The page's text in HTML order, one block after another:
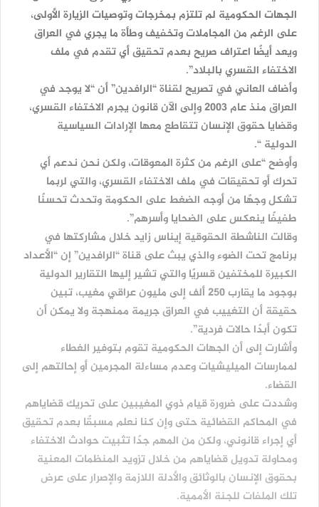
الجهات الحكومية لم تلتزم بمخرجات وتوصيات الزيارة الأولى،
على الرغم من المجاملات وتخفيف وطأة ما يجري في العراق
ويعد أيضًا اعتراف صريح بعدم تحقيق أي تقدم في ملف
الاختفاء القسري بالبلاد”.
وأضاف العاني في تصريح لقناة “الرافدين” أن “لا يوجد في
العراق منذ عام 2003 وإلى الآن قانون يجرم الاختفاء القسري،
وقضايا حقوق الإنسان تتقاطع معها الإرادات السياسية
الدولية “.
وأوضح “على الرغم من كثرة المعوقات، ولكن نحن ندعم أي
تحرك أو تحقيقات في ملف الاختفاء القسري، والتي لربما
تشكل وجهًا من أوجه الضغط على الحكومة وتحدث تحسنًا
طفيفًا ينعكس على الضحايا وأسرهم”.
وقالت الناشطة الحقوقية إيناس زايد خلال مشاركتها في
برنامج تحت الضوء والذي يبث على قناة “الرافدين” إن “الأعداد
الكبيرة للمختفين قسريًا والتي تشير إليها التقارير الدولية
بوجود ما يقارب 250 ألف إلى مليون عراقي مغيب، تبين
حقيقة أن التغييب في العراق جريمة ممنهجة ولا يمكن أن
تكون أبدًا حالات فردية”.
وأشارت إلى أن الجهات الحكومية تقوم بتوفير الغطاء
لممارسات الميليشيات وعدم مساءلة المجرمين أو إحالتهم إلى
القضاء.
وشددت على ضرورة قيام ذوي المغيبين على تحريك قضاياهم
في المحاكم القضائية حتى وإن كنا نعلم مسبقًا بعدم تحقيق
أي إجراء قانوني، ولكن من المهم جدًا تثبيت حوادث الاختفاء
ومحاولة تدويل قضاياهم من خلال تزويد المنظمات المعنية
بحقوق الإنسان بالوثائق والأدلة اللازمة والإصرار على عرض
تلك الملفات للجنة الأممية.